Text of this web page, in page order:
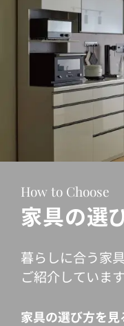
How to Choose
家具の選
暮らしに合う家
ご紹介しています
家具の選び方を見